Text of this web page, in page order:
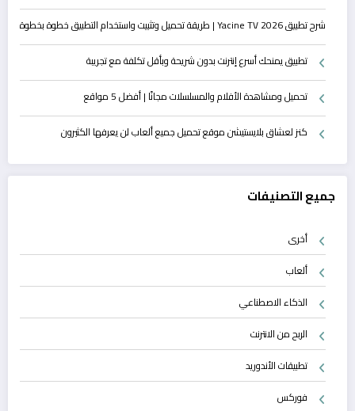
شرح تطبيق Yacine TV 2026 | طريقة تحميل وتثبيت واستخدام التطبيق خطوة بخطوة
تطبيق يمنحك أسرع إنترنت بدون شريحة وبأقل تكلفة مع تجريبة
تحميل ومشاهدة الأفلام والمسلسلات مجانًا | أفضل 5 مواقع
كنز لعشاق بلايستيشن موقع تحميل جميع ألعاب لن يعرفها الكثيرون
جميع التصنيفات
أخرى
ألعاب
الذكاء الاصطناعي
الربح من الانترنت
تطبيقات الأندوريد
فوركس